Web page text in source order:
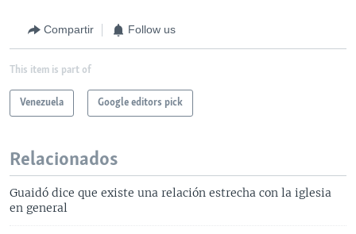
Compartir Follow us
This item is part of
Venezuela Google editors pick
Relacionados
Guaidó dice que existe una relación estrecha con la iglesia
en general